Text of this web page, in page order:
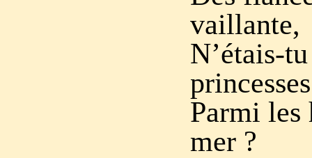
vaillante,
N’étais-
princesses
Parmi les
mer ?